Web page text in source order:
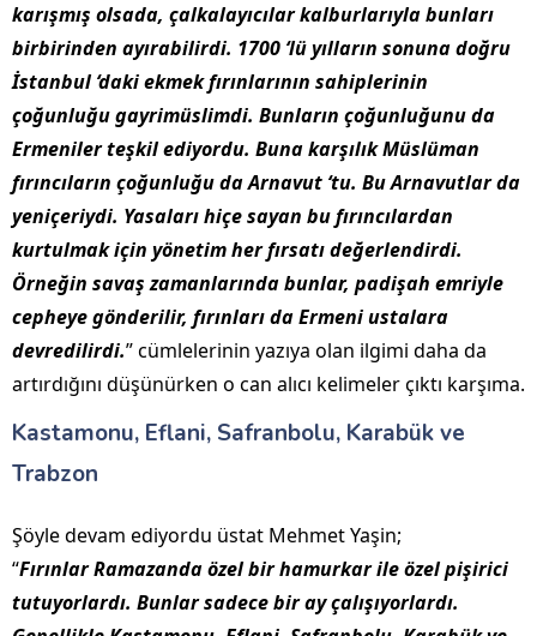
karışmış olsada, çalkalayıcılar kalburlarıyla bunları
birbirinden ayırabilirdi. 1700 ‘lü yılların sonuna doğru
İstanbul ‘daki ekmek fırınlarının sahiplerinin
çoğunluğu gayrimüslimdi. Bunların çoğunluğunu da
Ermeniler teşkil ediyordu. Buna karşılık Müslüman
fırıncıların çoğunluğu da Arnavut ‘tu. Bu Arnavutlar da
yeniçeriydi. Yasaları hiçe sayan bu fırıncılardan
kurtulmak için yönetim her fırsatı değerlendirdi.
Örneğin savaş zamanlarında bunlar, padişah emriyle
cepheye gönderilir, fırınları da Ermeni ustalara
devredilirdi.” cümlelerinin yazıya olan ilgimi daha da
artırdığını düşünürken o can alıcı kelimeler çıktı karşıma.
Kastamonu, Eflani, Safranbolu, Karabük ve
Trabzon
Şöyle devam ediyordu üstat Mehmet Yaşin;
“Fırınlar Ramazanda özel bir hamurkar ile özel pişirici
tutuyorlardı. Bunlar sadece bir ay çalışıyorlardı.